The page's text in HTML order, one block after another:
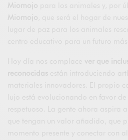
Miomojo
para los animales y, por
Miomojo
, que será el hogar de
lugar de paz para los animales
centro educativo para un futuro más
Hoy día nos complace ver que
reconocidas están introduciendo
materiales innovadores. El propio
lujo está evolucionando en favor de
respetuoso. La gente ahora aspira
que tengan un valor añadido, que
momento presente y conectar con